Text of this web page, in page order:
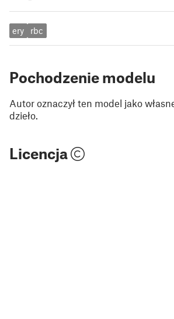
ery rbc
Pochodzenie modelu
Autor oznaczył ten model jako
dzieło.
Licencja